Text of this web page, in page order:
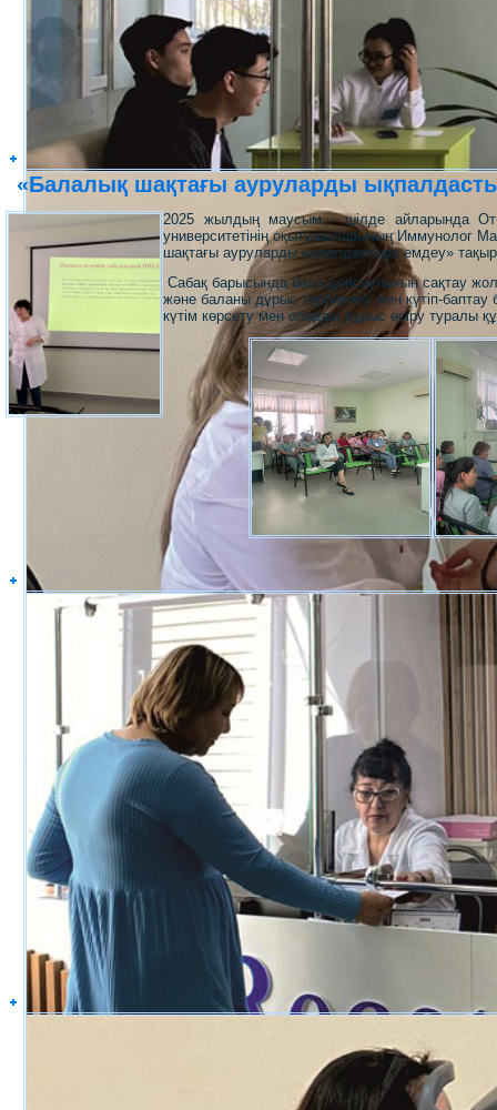
«Балалық шақтағы ауруларды
2025 жылдың маусым - шілде айларында
университетінің оқытушыларының Иммунолог
шақтағы ауруларды ықпалдастыра емдеу»
Сабақ барысында бала денсаулығын сақтау
және баланы дұрыс тәрбиелеу мен күтіп-
күтім көрсету мен оларды дұрыс өсіру туралы